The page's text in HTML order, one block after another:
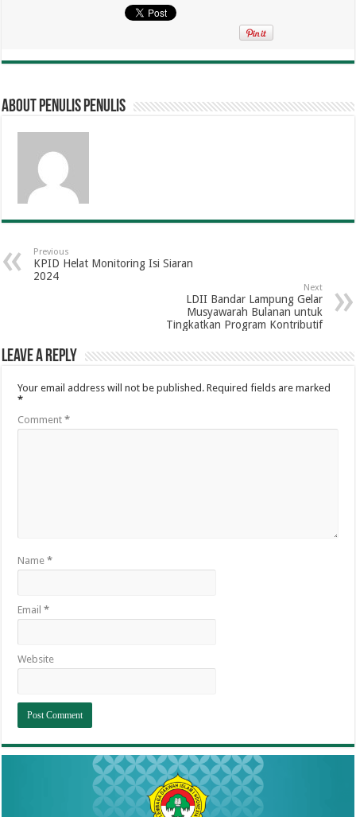
About penulis penulis
Previous
KPID Helat Monitoring Isi Siaran
2024
Next
LDII Bandar Lampung Gelar
Musyawarah Bulanan untuk
Tingkatkan Program Kontributif
Leave a Reply
Your email address will not be published. Required fields are marked
*
Comment*
Name*
Email*
Website